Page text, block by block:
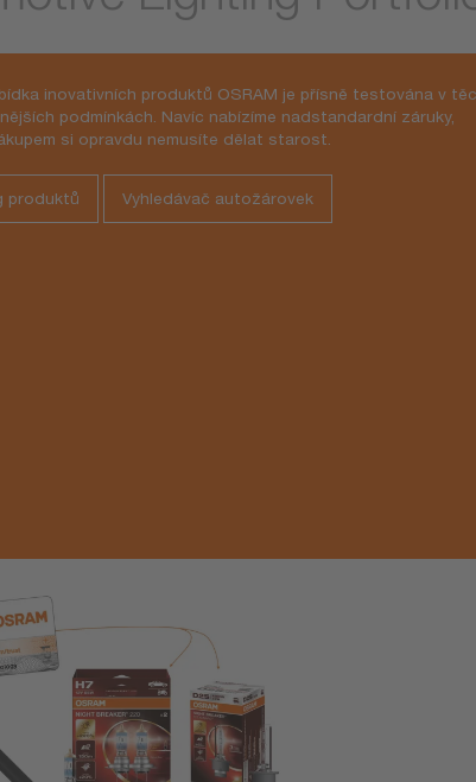
inovativních produktů OSRAM je přísně testována v
podmínkách. Navíc nabízíme nadstandardní záruky,
si opravdu nemusíte dělat starost.
produktů Vyhledávač autožárovek